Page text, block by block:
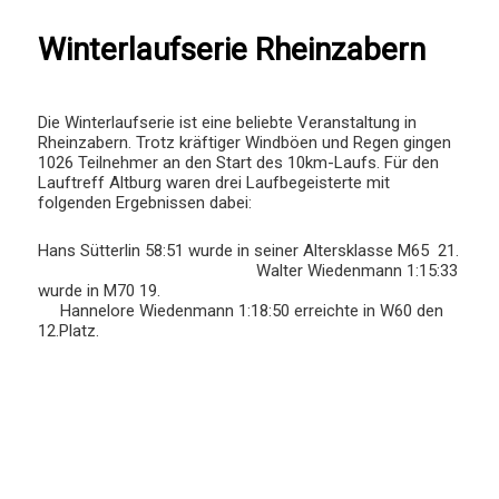
Winterlaufserie Rheinzabern
Die Winterlaufserie ist eine beliebte Veranstaltung in
Rheinzabern. Trotz kräftiger Windböen und Regen gingen
1026 Teilnehmer an den Start des 10km-Laufs. Für den
Lauftreff Altburg waren drei Laufbegeisterte mit
folgenden Ergebnissen dabei:
Hans Sütterlin 58:51 wurde in seiner Altersklasse M65 21.
Walter Wiedenmann 1:15:33
wurde in M70 19.
Hannelore Wiedenmann 1:18:50 erreichte in W60 den
12.Platz.